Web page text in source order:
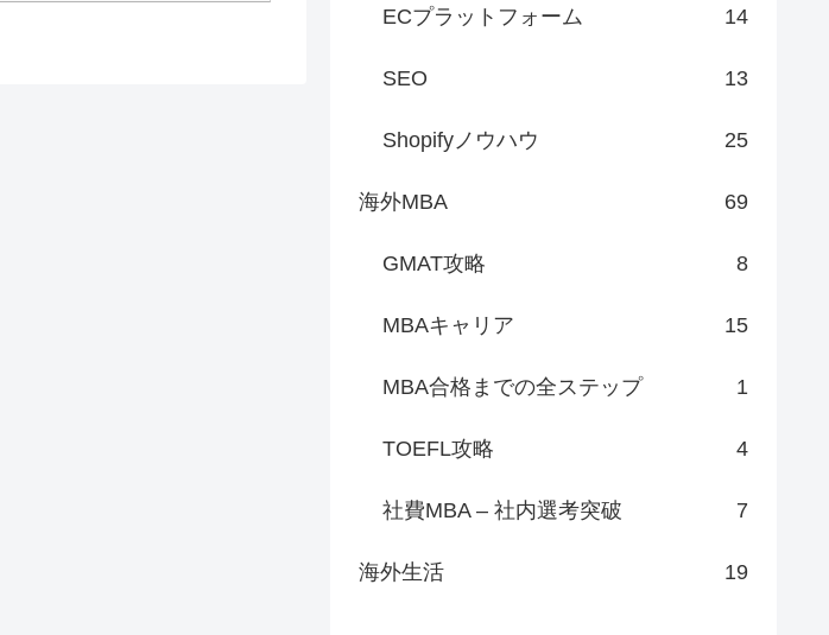
ECプラットフォーム 14
SEO 13
Shopifyノウハウ 25
海外MBA 69
GMAT攻略 8
MBAキャリア 15
MBA合格までの全ステップ 1
TOEFL攻略 4
社費MBA – 社内選考突破 7
海外生活 19